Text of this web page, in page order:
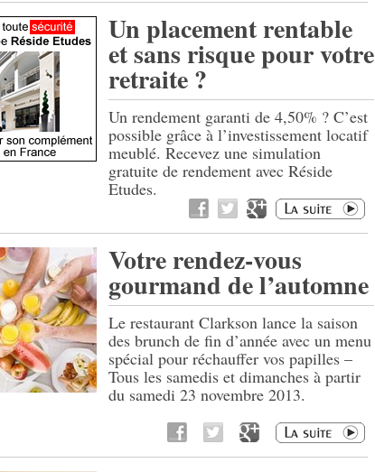
Un placement rentable
et sans risque pour votre
retraite ?
Un rendement garanti de 4,50% ? C’est
possible grâce à l’investissement locatif
meublé. Recevez une simulation
gratuite de rendement avec Réside
Etudes.
Votre rendez-vous
gourmand de l’automne
Le restaurant Clarkson lance la saison
des brunch de fin d’année avec un menu
spécial pour réchauffer vos papilles –
Tous les samedis et dimanches à partir
du samedi 23 novembre 2013.